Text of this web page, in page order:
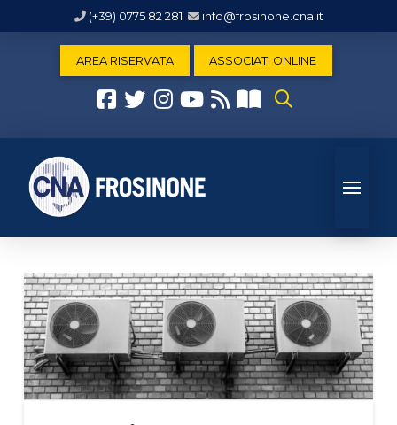
(+39) 0775 82 281 info@frosinone.cna.it
AREA RISERVATA ASSOCIATI ONLINE